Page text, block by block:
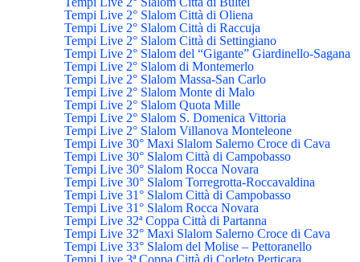
Tempi Live 2° Slalom Città di Oliena
Tempi Live 2° Slalom Città di Raccuja
Tempi Live 2° Slalom Città di Settingiano
Tempi Live 2° Slalom del “Gigante” Giardinello-Sagana
Tempi Live 2° Slalom di Montemerlo
Tempi Live 2° Slalom Massa-San Carlo
Tempi Live 2° Slalom Monte di Malo
Tempi Live 2° Slalom Quota Mille
Tempi Live 2° Slalom S. Domenica Vittoria
Tempi Live 2° Slalom Villanova Monteleone
Tempi Live 30° Maxi Slalom Salerno Croce di Cava
Tempi Live 30° Slalom Città di Campobasso
Tempi Live 30° Slalom Rocca Novara
Tempi Live 30° Slalom Torregrotta-Roccavaldina
Tempi Live 31° Slalom Città di Campobasso
Tempi Live 31° Slalom Rocca Novara
Tempi Live 32ª Coppa Città di Partanna
Tempi Live 32° Maxi Slalom Salerno Croce di Cava
Tempi Live 33° Slalom del Molise – Pettoranello
Tempi Live 3ª Coppa Città di Corleto Perticara